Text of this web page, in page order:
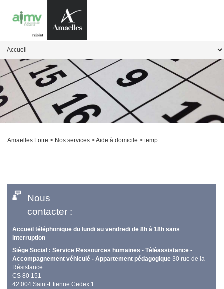
Amaelles Loire > Nos services >Aide à domicile > temp
Nous
contacter :
Accueil téléphonique du lundi au vendredi de 8h à 18h sans
interruption
Siège Social : Service Ressources humaines - Téléassistance -
Accompagnement véhiculé - Appartement pédagogique 30 rue de la
Résistance
CS 80 151
42 004 Saint-Etienne Cedex 1